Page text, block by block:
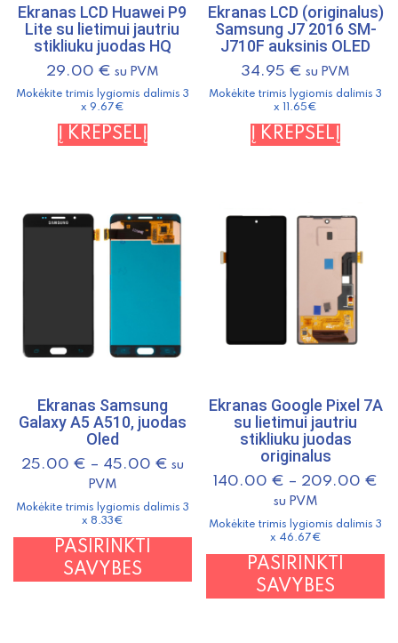
Ekranas LCD Huawei P9
Lite su lietimui jautriu
stikliuku juodas HQ
29.00 € su PVM
Mokėkite trimis lygiomis dalimis 3
x 9.67€
Į KREPŠELĮ
Ekranas LCD (originalus)
Samsung J7 2016 SM-
J710F auksinis OLED
34.95 € su PVM
Mokėkite trimis lygiomis dalimis 3
x 11.65€
Į KREPŠELĮ
Ekranas Samsung
Galaxy A5 A510, juodas
Oled
25.00 € – 45.00 € su
PVM
Mokėkite trimis lygiomis dalimis 3
x 8.33€
PASIRINKTI
SAVYBES
product
Ekranas Google Pixel 7A
su lietimui jautriu
stikliuku juodas
originalus
140.00 € – 209.00 €
su PVM
Mokėkite trimis lygiomis dalimis 3
x 46.67€
PASIRINKTI
SAVYBES